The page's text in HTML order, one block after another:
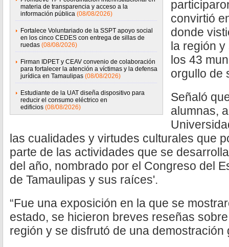
materia de transparencia y acceso a la
información pública (08/08/2026)
Fortalece Voluntariado de la SSPT apoyo social
en los cinco CEDES con entrega de sillas de
ruedas (08/08/2026)
Firman IDPET y CEAV convenio de colaboración
para fortalecer la atención a víctimas y la defensa
jurídica en Tamaulipas (08/08/2026)
Estudiante de la UAT diseña dispositivo para
reducir el consumo eléctrico en
edificios (08/08/2026)
convirtió
donde
la región
los 43
orgullo de
Señaló
alumnas,
las cualidades y virtudes culturales que
parte de las actividades que se
del año, nombrado por el Congreso del
de Tamaulipas y sus raíces'.
“Fue una exposición en la que se
estado, se hicieron breves reseñas
región y se disfrutó de una demostración